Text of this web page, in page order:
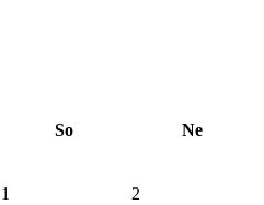
So Ne
1 2